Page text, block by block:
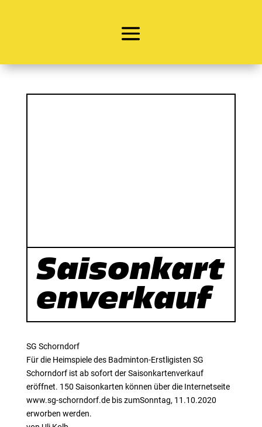
Saisonkart
enverkauf
SG Schorndorf
Für die Heimspiele des Badminton-Erstligisten SG
Schorndorf ist ab sofort der Saisonkartenverkauf
eröffnet. 150 Saisonkarten können über die Internetseite
www.sg-schorndorf.de bis zumSonntag, 11.10.2020
erworben werden.